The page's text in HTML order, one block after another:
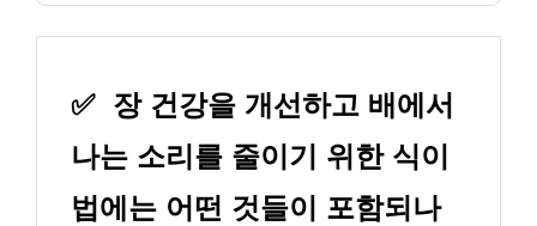
✅ 장 건강을 개선하고 배에서
나는 소리를 줄이기 위한 식이
법에는 어떤 것들이 포함되나